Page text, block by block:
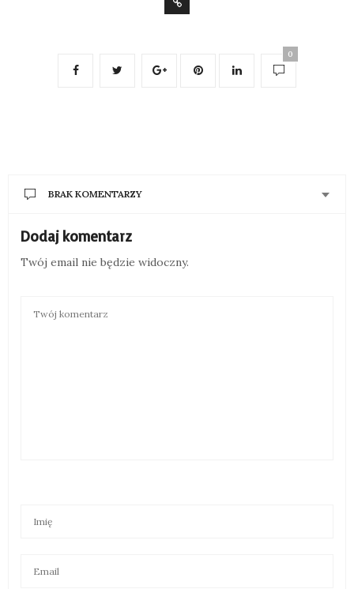
0
BRAK KOMENTARZY
Dodaj komentarz
Twój email nie będzie widoczny.